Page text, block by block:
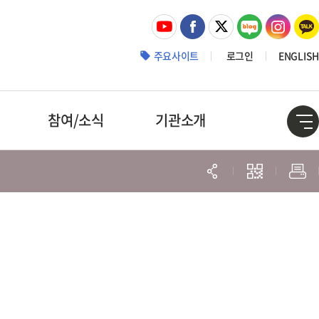
주요사이트 로그인 ENGLISH
참여/소식 기관소개